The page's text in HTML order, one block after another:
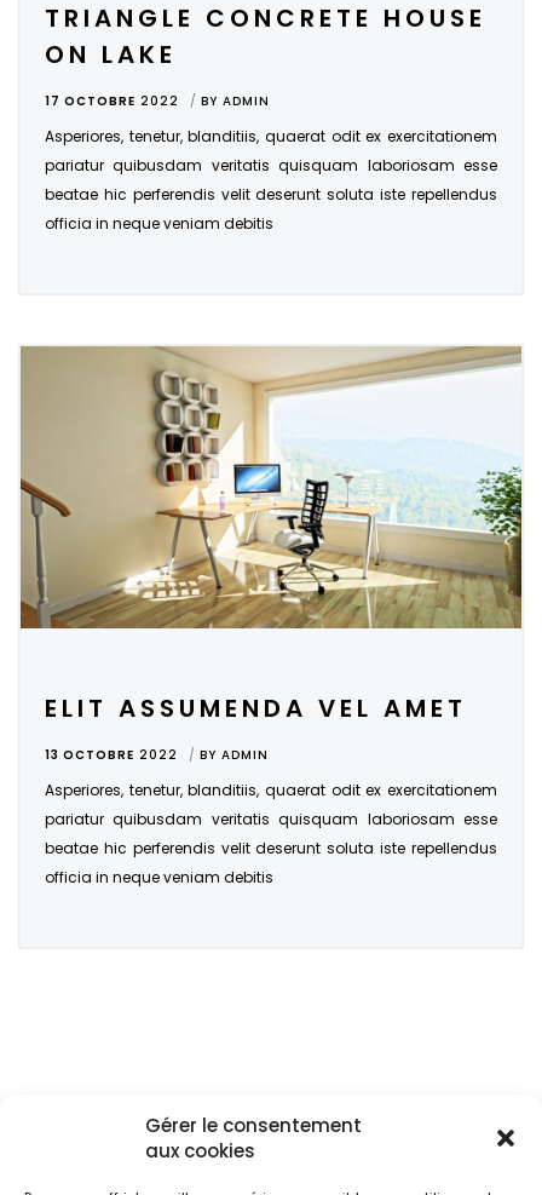
Gérer le consentement
aux cookies
TRIANGLE CONCRETE HOUSE
ON LAKE
17 OCTOBRE 2022 BY ADMIN
Asperiores, tenetur, blanditiis, quaerat odit ex exercitationem
pariatur quibusdam veritatis quisquam laboriosam esse
beatae hic perferendis velit deserunt soluta iste repellendus
officia in neque veniam debitis
ELIT ASSUMENDA VEL AMET
13 OCTOBRE 2022 BY ADMIN
Asperiores, tenetur, blanditiis, quaerat odit ex exercitationem
pariatur quibusdam veritatis quisquam laboriosam esse
beatae hic perferendis velit deserunt soluta iste repellendus
officia in neque veniam debitis